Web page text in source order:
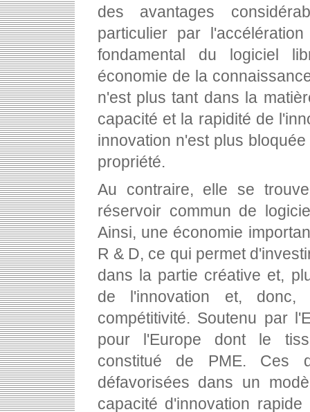
des avantages
particulier par
fondamental du logiciel
économie de la
n'est plus tant dans la
capacité et la rapidité de
innovation n'est plus
propriété.
Au contraire, elle se
réservoir commun de
Ainsi, une économie
R & D, ce qui permet
dans la partie créative et,
de l'innovation et,
compétitivité. Soutenu par
pour l'Europe dont le
constitué de PME. Ces
défavorisées dans un
capacité d'innovation